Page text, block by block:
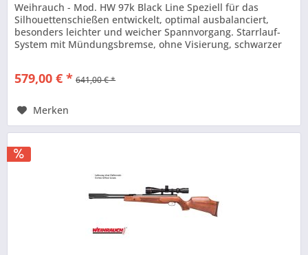
Weihrauch - Mod. HW 97k Black Line Speziell für das
Silhouettenschießen entwickelt, optimal ausbalanciert,
besonders leichter und weicher Spannvorgang. Starrlauf-
System mit Mündungsbremse, ohne Visierung, schwarzer
579,00 € * 641,00 € *
Merken